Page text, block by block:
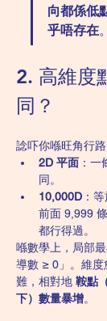
向都係低
乎唔存在。
2. 高維度
同？
諗吓你喺旺角行路
2D 平面 ：
同。
10,000D ：
前面 9,999
都行得過。
喺數學上，局部
導數 ≥ 0」。維度
難，相對地 鞍點
下）數量暴增。